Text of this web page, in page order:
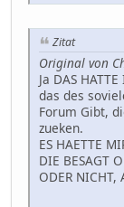
Zitat
Original von
Ja DAS
das des
Forum Gibt,
zueken.
ES HAETTE
DIE BESAGT
ODER NICHT,